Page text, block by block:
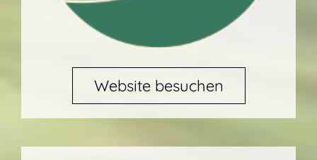
Website besuchen